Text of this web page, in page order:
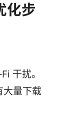
化步
干扰。
大量下载